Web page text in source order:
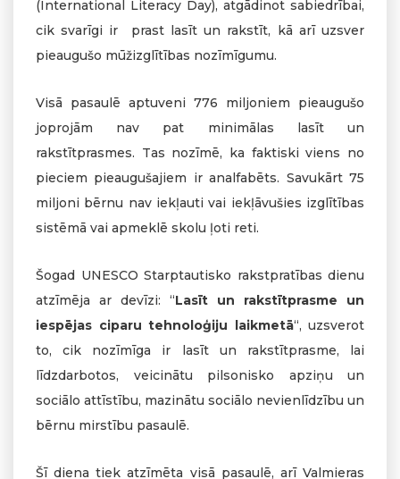
(International Literacy Day), atgādinot sabiedrībai,
cik svarīgi ir prast lasīt un rakstīt, kā arī uzsver
pieaugušo mūžizglītības nozīmīgumu.
Visā pasaulē aptuveni 776 miljoniem pieaugušo
joprojām nav pat minimālas lasīt un
rakstītprasmes. Tas nozīmē, ka faktiski viens no
pieciem pieaugušajiem ir analfabēts. Savukārt 75
miljoni bērnu nav iekļauti vai iekļāvušies izglītības
sistēmā vai apmeklē skolu ļoti reti.
Šogad UNESCO Starptautisko rakstpratības dienu
atzīmēja ar devīzi: “Lasīt un rakstītprasme un
iespējas ciparu tehnoloģiju laikmetā“, uzsverot
to, cik nozīmīga ir lasīt un rakstītprasme, lai
līdzdarbotos, veicinātu pilsonisko apziņu un
sociālo attīstību, mazinātu sociālo nevienlīdzību un
bērnu mirstību pasaulē.
Šī diena tiek atzīmēta visā pasaulē, arī Valmieras